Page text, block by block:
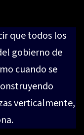
que todos los
gobierno de
cuando se
verticalmente,